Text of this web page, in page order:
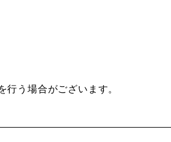
う場合がございます。